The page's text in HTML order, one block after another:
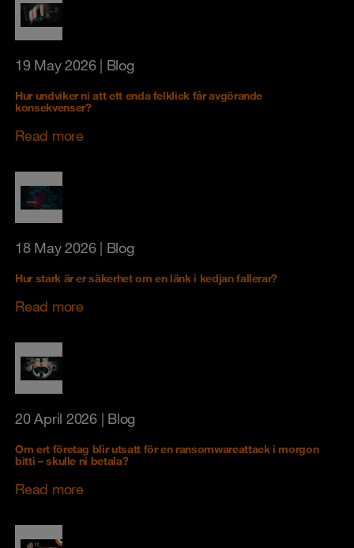
19 May 2026| Blog
Hur undviker ni att ett enda felklick får avgörande
konsekvenser?
Read more
18 May 2026| Blog
Hur stark är er säkerhet om en länk i kedjan fallerar?
Read more
20 April 2026| Blog
Om ert företag blir utsatt för en ransomwareattack i morgon
bitti – skulle ni betala?
Read more